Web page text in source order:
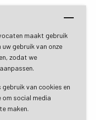
maakt gebruik
gebruik van onze
zodat we
van cookies en
om social media
maken.